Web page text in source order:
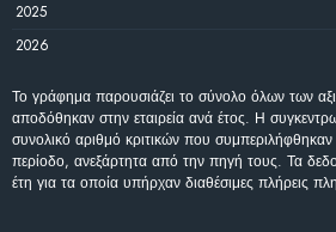
2025
2026
Το γράφημα παρουσιάζει το σύνολο όλων των
αποδόθηκαν στην εταιρεία ανά έτος. Η
συνολικό αριθμό κριτικών που
περίοδο, ανεξάρτητα από την πηγή τους. Τα
έτη για τα οποία υπήρχαν διαθέσιμες πλήρεις